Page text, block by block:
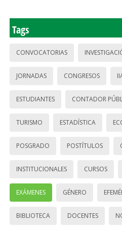
Tags
CONVOCATORIAS
JORNADAS CONGRESOS
ESTUDIANTES CONTADOR
TURISMO ESTADÍSTICA
POSGRADO POSTÍTULOS
INSTITUCIONALES CURSOS
EXÁMENES GÉNERO
BIBLIOTECA DOCENTES